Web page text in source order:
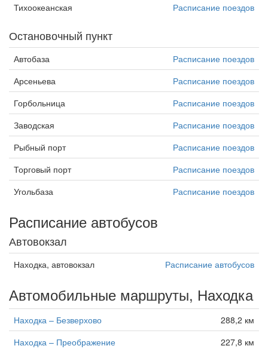
Тихоокеанская
Расписание поездов
Остановочный пункт
Автобаза
Расписание поездов
Арсеньева
Расписание поездов
Горбольница
Расписание поездов
Заводская
Расписание поездов
Рыбный порт
Расписание поездов
Торговый порт
Расписание поездов
Угольбаза
Расписание поездов
Расписание автобусов
Автовокзал
Находка, автовокзал Расписание автобусов
Автомобильные маршруты, Находка
Находка – Безверхово
288,2 км
Находка – Преображение
227,8 км